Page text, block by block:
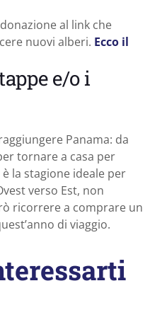
al link che
nuovi alberi. Ecco il
e/o i
Panama: da
tornare a casa per
la stagione ideale per
verso Est, non
ricorrere a comprare un
di viaggio.